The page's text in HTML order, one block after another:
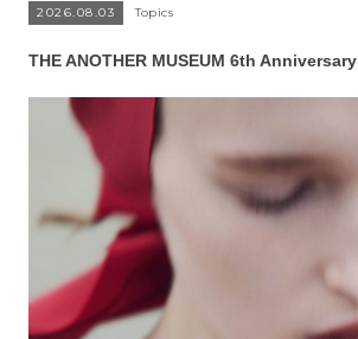
2026.08.03 Topics
THE ANOTHER MUSEUM 6th Anniversary